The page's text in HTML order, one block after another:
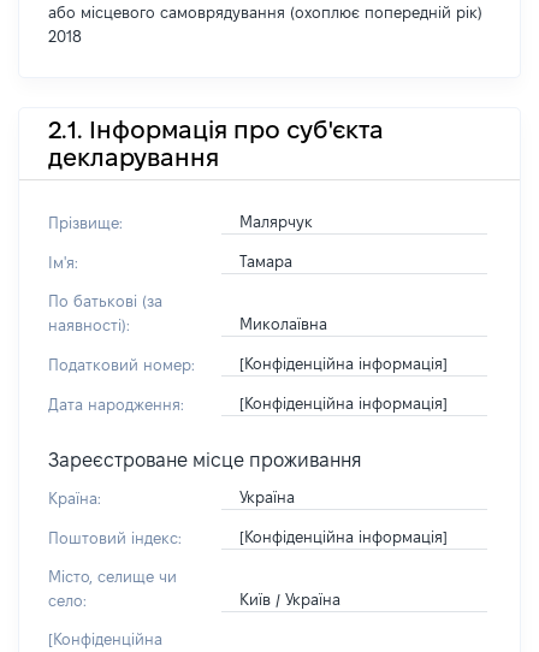
або місцевого самоврядування (охоплює попередній рік)
2018
2.1. Інформація про суб'єкта
декларування
Прізвище: Малярчук
Ім'я: Тамара
По батькові (за
наявності):
Миколаївна
Податковий номер: [Конфіденційна інформація]
Дата народження: [Конфіденційна інформація]
Зареєстроване місце проживання
Країна: Україна
Поштовий індекс: [Конфіденційна інформація]
Місто, селище чи
село:
Київ / Україна
[Конфіденційна